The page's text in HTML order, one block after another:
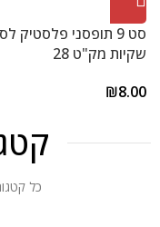
סט 9 תופסני פלסטיק
שקיות מק"ט 28
₪8.00
כל